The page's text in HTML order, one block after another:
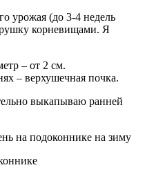
урожая (до 3-4 недель
корневищами. Я
– от 2 см.
– верхушечная почка.
выкапываю ранней